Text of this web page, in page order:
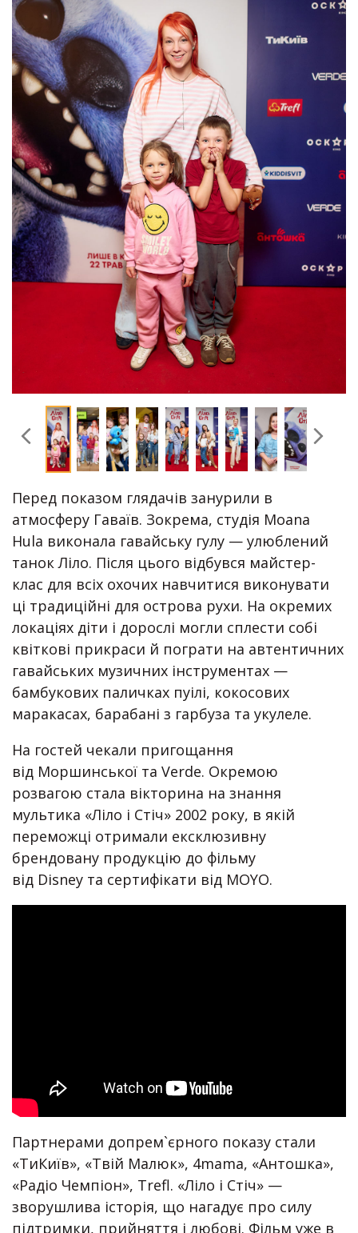
Перед показом глядачів занурили в
атмосферу Гаваїв. Зокрема, студія Moana
Hula виконала гавайську гулу — улюблений
танок Ліло. Після цього відбувся майстер-
клас для всіх охочих навчитися виконувати
ці традиційні для острова рухи. На окремих
локаціях діти і дорослі могли сплести собі
квіткові прикраси й пограти на автентичних
гавайських музичних інструментах —
бамбукових паличках пуілі, кокосових
маракасах, барабані з гарбуза та укулеле.
На гостей чекали пригощання
від Моршинської та Verde. Окремою
розвагою стала вікторина на знання
мультика «Ліло і Стіч» 2002 року, в якій
переможці отримали ексклюзивну
брендовану продукцію до фільму
від Disney та сертифікати від MOYO.
Партнерами допрем`єрного показу стали
«ТиКиїв», «Твій Малюк», 4mama, «Антошка»,
«Радіо Чемпіон», Trefl. «Ліло і Стіч» —
зворушлива історія, що нагадує про силу
підтримки, прийняття і любові. Фільм уже в